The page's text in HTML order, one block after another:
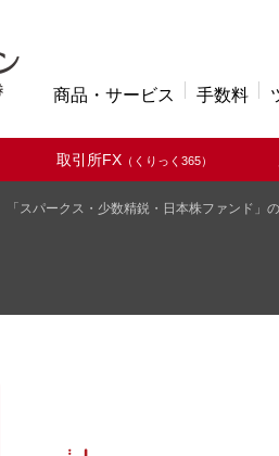
商品・サービス 手数料
取引所FX（くりっく365）
「スパークス・少数精鋭・日本株ファンド